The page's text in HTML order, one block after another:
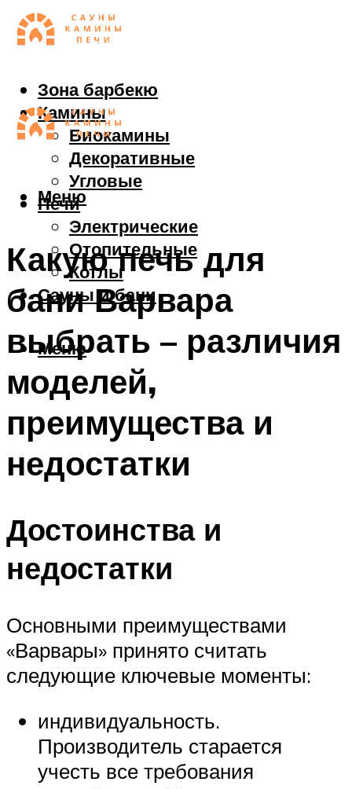
Зона барбекю
Камины
Биокамины
Декоративные
Угловые
Печи
Электрические
Отопительные
Котлы
Сауны и бани
Меню
Меню
Какую печь для
бани Варвара
выбрать – различия
моделей,
преимущества и
недостатки
Достоинства и
недостатки
Основными преимуществами
«Варвары» принято считать
следующие ключевые моменты:
индивидуальность.
Производитель старается
учесть все требования